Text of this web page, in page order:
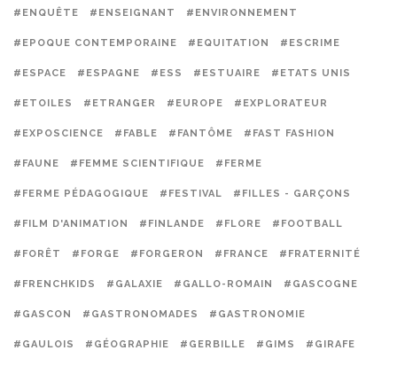
#ENQUÊTE #ENSEIGNANT #ENVIRONNEMENT
#EPOQUE CONTEMPORAINE #EQUITATION #ESCRIME
#ESPACE #ESPAGNE #ESS #ESTUAIRE #ETATS UNIS
#ETOILES #ETRANGER #EUROPE #EXPLORATEUR
#EXPOSCIENCE #FABLE #FANTÔME #FAST FASHION
#FAUNE #FEMME SCIENTIFIQUE #FERME
#FERME PÉDAGOGIQUE #FESTIVAL #FILLES - GARÇONS
#FILM D'ANIMATION #FINLANDE #FLORE #FOOTBALL
#FORÊT #FORGE #FORGERON #FRANCE #FRATERNITÉ
#FRENCHKIDS #GALAXIE #GALLO-ROMAIN #GASCOGNE
#GASCON #GASTRONOMADES #GASTRONOMIE
#GAULOIS #GÉOGRAPHIE #GERBILLE #GIMS #GIRAFE